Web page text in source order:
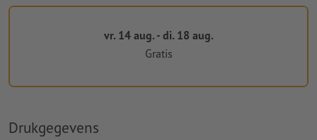
vr. 14 aug. - di. 18 aug.
Gratis
Drukgegevens